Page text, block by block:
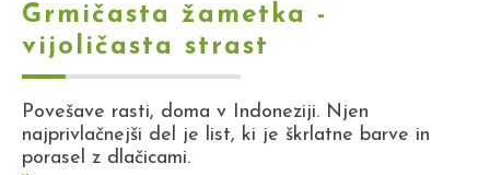
Grmičasta žametka -
vijoličasta strast
Povešave rasti, doma v Indoneziji. Njen
najprivlačnejši del je list, ki je škrlatne barve in
porasel z dlačicami.